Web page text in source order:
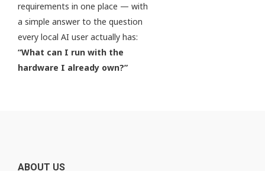
requirements in one place — with
a simple answer to the question
every local AI user actually has:
“What can I run with the
hardware I already own?”
ABOUT US